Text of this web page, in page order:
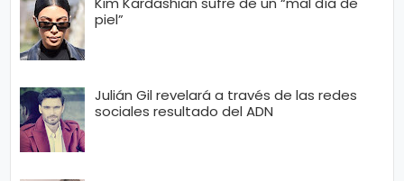
piel”
Julián Gil revelará a través de las redes
sociales resultado del ADN